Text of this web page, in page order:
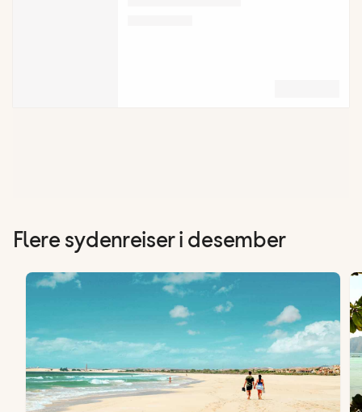
Flere sydenreiser i desember